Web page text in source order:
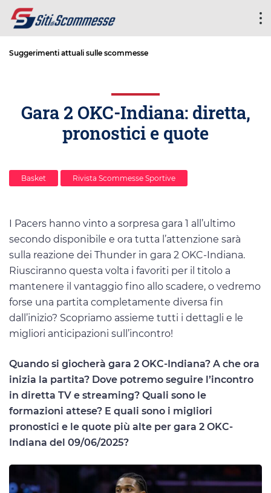
Suggerimenti attuali sulle scommesse
Gara 2 OKC-Indiana: diretta,
pronostici e quote
Basket Rivista Scommesse Sportive
I Pacers hanno vinto a sorpresa gara 1 all’ultimo
secondo disponibile e ora tutta l’attenzione sarà
sulla reazione dei Thunder in gara 2 OKC-Indiana.
Riusciranno questa volta i favoriti per il titolo a
mantenere il vantaggio fino allo scadere, o vedremo
forse una partita completamente diversa fin
dall’inizio? Scopriamo assieme tutti i dettagli e le
migliori anticipazioni sull’incontro!
Quando si giocherà gara 2 OKC-Indiana? A che ora
inizia la partita? Dove potremo seguire l’incontro
in diretta TV e streaming? Quali sono le
formazioni attese? E quali sono i migliori
pronostici e le quote più alte per gara 2 OKC-
Indiana del 09/06/2025?